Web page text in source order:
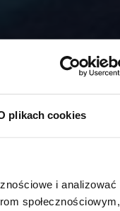
plikach cookies
i analizować
społecznościowym,